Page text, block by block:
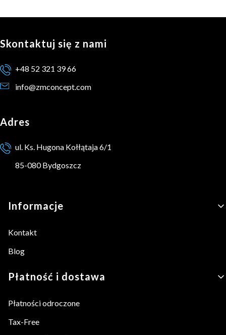
Skontaktuj się z nami
+48 52 321 39 66
info@zmconcept.com
Adres
ul. Ks. Hugona Kołłątaja 6/1
85-080 Bydgoszcz
Linki w stopce
Informacje
Kontakt
Blog
Płatność i dostawa
Płatności odroczone
Tax-Free